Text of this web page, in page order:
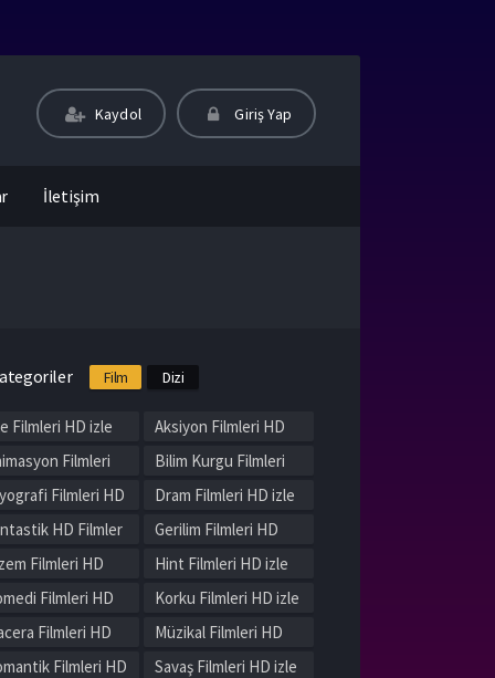
Kaydol Giriş Yap
İletişim
Film Dizi
Filmleri HD izle
Aksiyon Filmleri HD
izle
Filmleri
izle
Bilim Kurgu Filmleri
HD izle
Filmleri HD
Dram Filmleri HD izle
HD Filmler
Gerilim Filmleri HD
izle
Filmleri HD
Hint Filmleri HD izle
Filmleri HD
Korku Filmleri HD izle
Filmleri HD
Müzikal Filmleri HD
izle
Filmleri HD
Savaş Filmleri HD izle